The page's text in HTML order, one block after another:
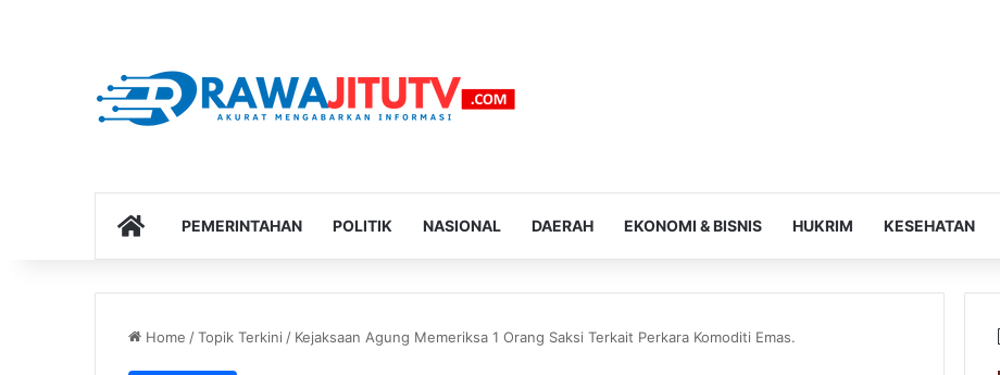
HOMEPEMERINTAHAN POLITIK NASIONAL DAERAH EKONOMI & BISNIS HUKRIM KESEHATAN
Home /Topik Terkini / Kejaksaan Agung Memeriksa 1 Orang Saksi Terkait Perkara Komoditi Emas.